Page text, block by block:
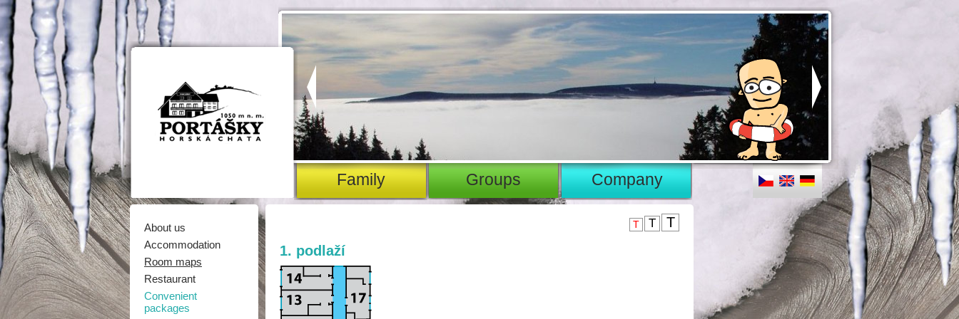
family groups company
About us
Accommodation
Room maps
Restaurant
Convenient
packages
T T
T
1. podlaží